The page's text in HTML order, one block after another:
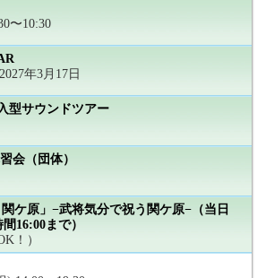
〜10:30
年3月17日
型サウンドツアー
会（団体）
ケ原」−武将気分で祝う関ケ原−（当日
16:00まで）
！）